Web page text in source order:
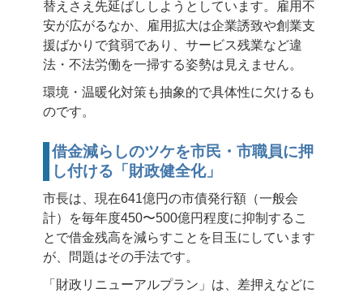
替えさえ先延ばししようとしています。雇用不
安が広がるなか、雇用拡大は企業誘致や創業支
援ばかりで貧弱であり、サービス残業など違
法・不法労働を一掃する姿勢は見えません。
環境・温暖化対策も抽象的で具体性に欠けるも
のです。
借金減らしのツケを市民・市職員に押
し付ける「財政健全化」
市長は、現在641億円の市債発行額（一般会
計）を毎年度450〜500億円程度に抑制するこ
とで借金残高を減らすことを目玉にしています
が、問題はその手法です。
「財政リニューアルプラン」は、差押えなどに